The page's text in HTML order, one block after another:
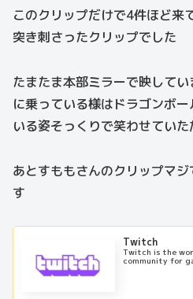
このクリップだけで4件ほど来
突き刺さったクリップでした
たまたま本部ミラーで映して
に乗っている様はドラゴンボ
いる姿そっくりで笑わせてい
あとすももさんのクリップマ
す
Twitch
Twitch is the
community for